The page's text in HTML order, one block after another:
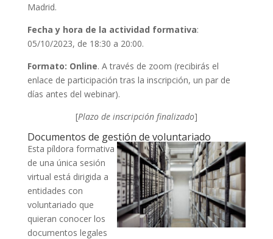
Madrid.
Fecha y hora de la actividad formativa:
05/10/2023, de 18:30 a 20:00.
Formato: Online. A través de zoom (recibirás el
enlace de participación tras la inscripción, un par de
días antes del webinar).
[Plazo de inscripción finalizado]
Documentos de gestión de voluntariado
Esta píldora formativa
de una única sesión
virtual está dirigida a
entidades con
voluntariado que
quieran conocer los
documentos legales